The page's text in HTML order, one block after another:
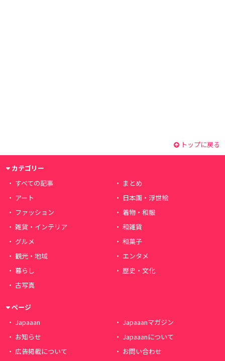
トップに戻る
カテゴリー
すべての記事
まとめ
アート
日本画・浮世絵
ファッション
着物・和服
雑貨・インテリア
和雑貨
グルメ
和菓子
観光・地域
エンタメ
暮らし
歴史・文化
古写真
ページ
Japaaan
Japaaanマガジン
お知らせ
Japaaanについて
広告掲載について
お問い合わせ